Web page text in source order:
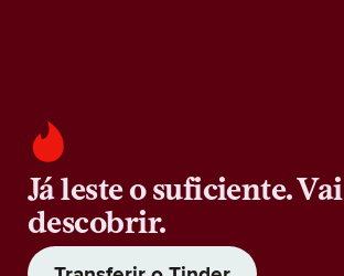
Já leste o suficiente. Vai
descobrir.